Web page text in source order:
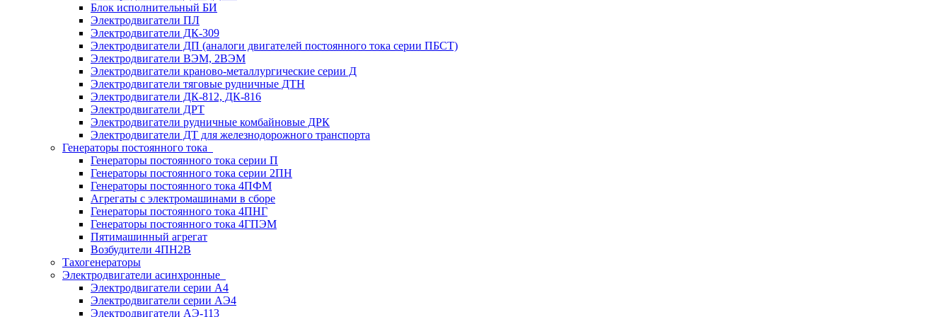
Блок исполнительный БИ
Электродвигатели ПЛ
Электродвигатели ДК-309
Электродвигатели ДП (аналоги двигателей постоянного тока серии ПБСТ)
Электродвигатели ВЭМ, 2ВЭМ
Электродвигатели краново-металлургические серии Д
Электродвигатели тяговые рудничные ДТН
Электродвигатели ДК-812, ДК-816
Электродвигатели ДРТ
Электродвигатели рудничные комбайновые ДРК
Электродвигатели ДТ для железнодорожного транспорта
Генераторы постоянного тока
Генераторы постоянного тока серии П
Генераторы постоянного тока серии 2ПН
Генераторы постоянного тока 4ПФМ
Агрегаты с электромашинами в сборе
Генераторы постоянного тока 4ПНГ
Генераторы постоянного тока 4ГПЭМ
Пятимашинный агрегат
Возбудители 4ПН2В
Тахогенераторы
Электродвигатели асинхронные
Электродвигатели серии А4
Электродвигатели серии АЭ4
Электродвигатели АЭ-113